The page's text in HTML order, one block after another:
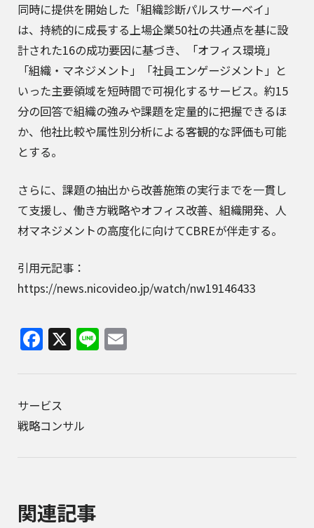
同時に提供を開始した「組織診断パルスサーベイ」
は、持続的に成長する上場企業50社の共通点を基に設
計された16の成功要因に基づき、「オフィス環境」
「組織・マネジメント」「社員エンゲージメント」と
いった主要領域を短時間で可視化するサービス。約15
分の回答で組織の強みや課題を定量的に把握できるほ
か、他社比較や属性別分析による客観的な評価も可能
とする。
さらに、課題の抽出から改善施策の実行までを一貫し
て支援し、働き方戦略やオフィス改善、組織開発、人
材マネジメントの高度化に向けてCBREが伴走する。
引用元記事：
https://news.nicovideo.jp/watch/nw19146433
Facebook
X Line
サービス
戦略コンサル
関連記事